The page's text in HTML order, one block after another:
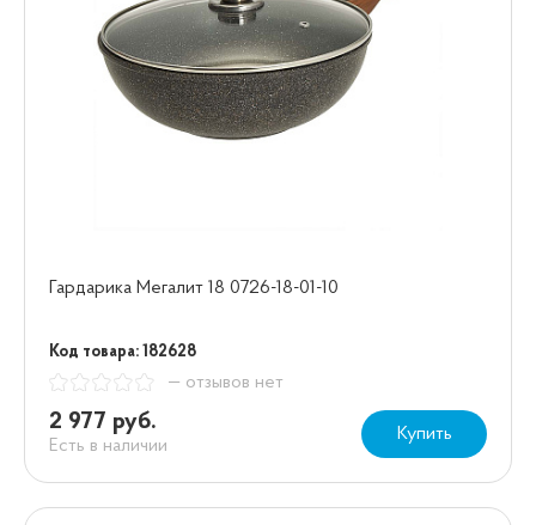
Гардарика Мегалит 18 0726-18-01-10
Код товара: 182628
— отзывов нет
2 977 руб.
Есть в наличии
Купить